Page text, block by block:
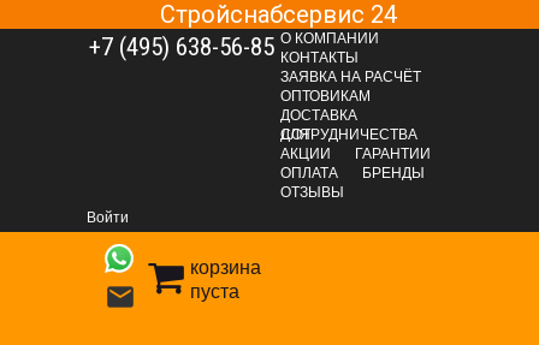
Стройснабсервис 24
+7 (495) 638-56-85 О КОМПАНИИ
КОНТАКТЫ
ЗАЯВКА НА РАСЧЁТ
ОПТОВИКАМ
ДОСТАВКА
ДЛЯ СОТРУДНИЧЕСТВА
АКЦИИ
ГАРАНТИИ
ОПЛАТА
БРЕНДЫ
ОТЗЫВЫ
Войти

корзина
пуста
Газосварочное оборудование
Горелки